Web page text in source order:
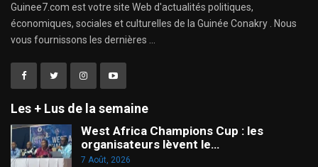
Guinee7.com est votre site Web d'actualités politiques,
économiques, sociales et culturelles de la Guinée Conakry . Nous
vous fournissons les dernières ...
Les + Lus de la semaine
West Africa Champions Cup : les
organisateurs lèvent le…
7 Août, 2026